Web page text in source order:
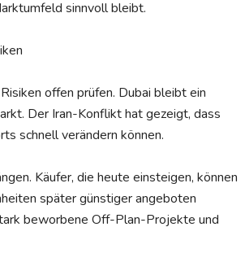
sinnvoll bleibt.
offen prüfen. Dubai bleibt ein
Der Iran-Konflikt hat gezeigt, dass
schnell verändern können.
Käufer, die heute einsteigen, können
später günstiger angeboten
beworbene Off-Plan-Projekte und